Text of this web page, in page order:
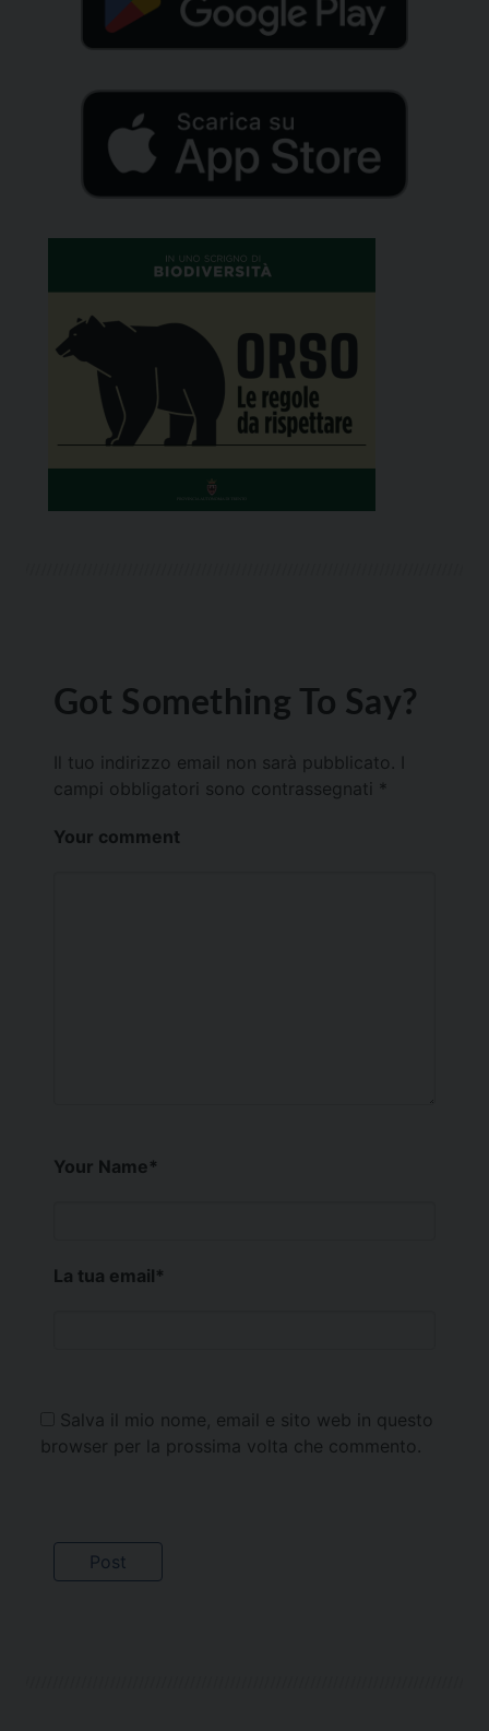
Got Something To Say?
Il tuo indirizzo email non sarà pubblicato.
campi obbligatori sono contrassegnati *
Your comment
Your Name*
La tua email*
Salva il mio nome, email e sito web in questo
browser per la prossima volta che commento.